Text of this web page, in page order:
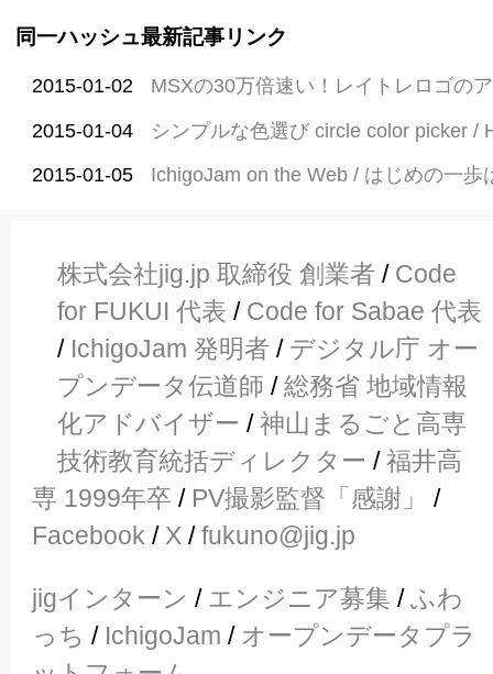
同一ハッシュ最新記事リンク
2015-01-02 MSXの30万倍速い！レイトレロゴの
2015-01-04 シンプルな色選び circle color picker /
2015-01-05 IchigoJam on the Web / はじめの一歩
株式会社jig.jp 取締役 創業者 / Code
for FUKUI 代表 / Code for Sabae 代表
/ IchigoJam 発明者 / デジタル庁 オー
プンデータ伝道師 /総務省 地域情報
化アドバイザー /神山まるごと高専
技術教育統括ディレクター /福井高
専 1999年卒 / PV撮影監督「感謝」
/
Facebook / X /fukuno@jig.jp
jigインターン / エンジニア募集 /ふわ
っち / IchigoJam / オープンデータプラ